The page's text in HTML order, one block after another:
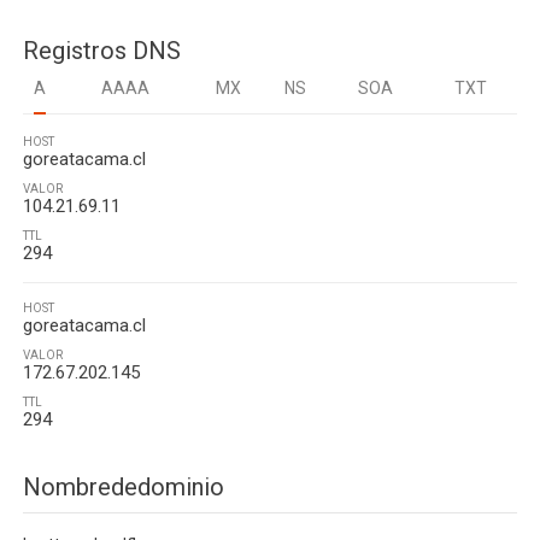
Registros DNS
A AAAA MX NS SOA TXT
HOST
goreatacama.cl
VALOR
104.21.69.11
TTL
294
HOST
goreatacama.cl
VALOR
172.67.202.145
TTL
294
Nombrededominio